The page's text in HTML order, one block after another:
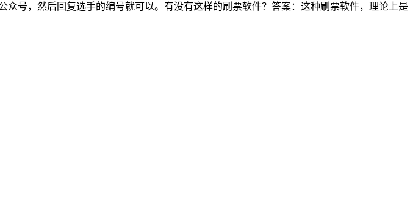
号，然后回复选手的编号就可以。有没有这样的刷票软件？答案：这种刷票软件，理论上是